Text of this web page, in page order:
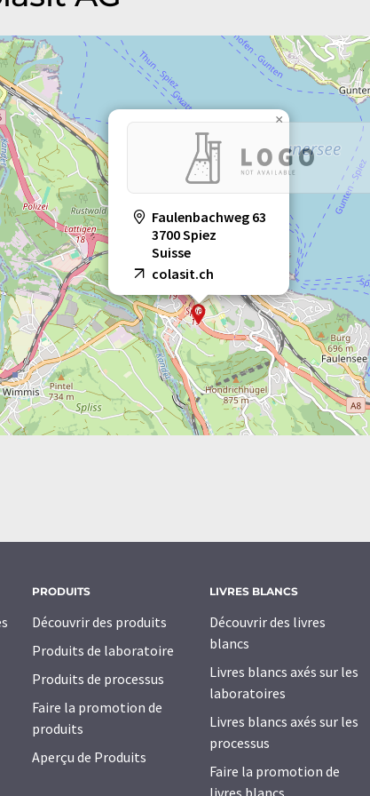
Faulenbachweg 63
3700 Spiez
Suisse
colasit.ch
×
PRODUITS
Découvrir des produits
Produits de laboratoire
Produits de processus
Faire la promotion de
produits
Aperçu de Produits
LIVRES BLANCS
Découvrir des livres
blancs
Livres blancs axés sur les
laboratoires
Livres blancs axés sur les
processus
Faire la promotion de